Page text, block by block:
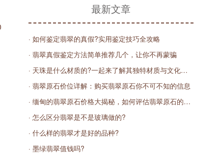
最新文章
· 如何鉴定翡翠的真假?实用鉴定技巧全攻略
· 翡翠真假鉴定方法简单推荐几个，让你不再蒙骗
· 天珠是什么材质的?一起来了解其独特材质与文化价值
· 翡翠原石价位详解：购买翡翠原石你不可不知的信息
· 缅甸的翡翠原石价格大揭秘，如何评估翡翠原石的价值
· 怎么区分翡翠是不是玻璃做的?
· 什么样的翡翠才是好的品种?
· 墨绿翡翠值钱吗?